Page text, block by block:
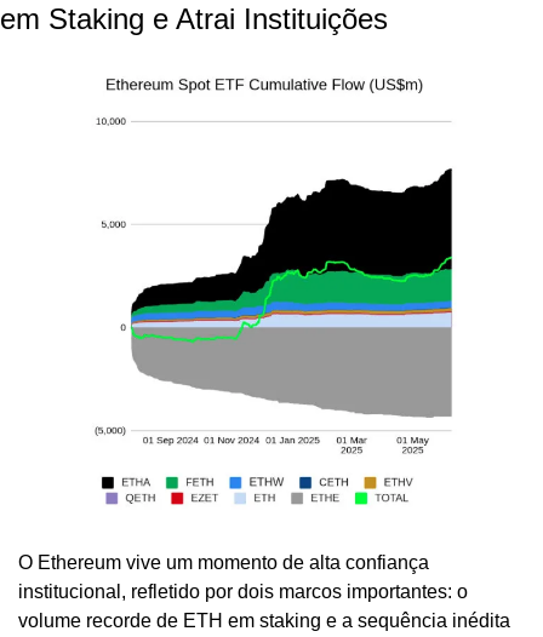
em Staking e Atrai Instituições
O Ethereum vive um momento de alta confiança
institucional, refletido por dois marcos importantes: o
volume recorde de ETH em staking e a sequência inédita